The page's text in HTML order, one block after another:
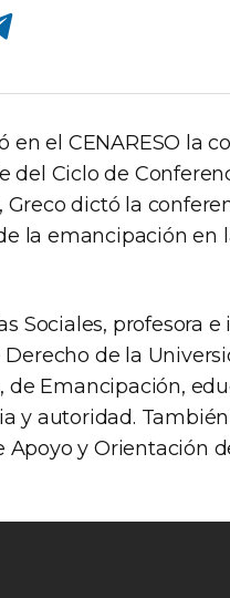
en el CENARESO la
del Ciclo de
dictó la
la emancipación en
Sociales, profesora
de la
de Emancipación,
y autoridad.
Apoyo y Orientación